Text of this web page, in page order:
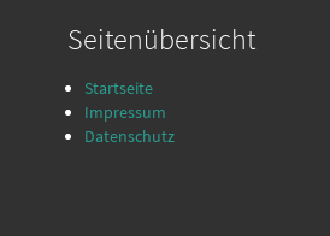
Seitenübersicht
Startseite
Impressum
Datenschutz